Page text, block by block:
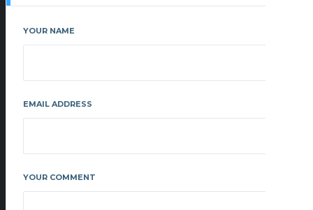
YOUR NAME
EMAIL ADDRESS
YOUR COMMENT